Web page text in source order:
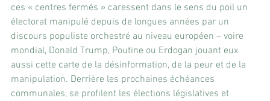
ces « centres fermés » caressent dans le sens du poil un
électorat manipulé depuis de longues années par un
discours populiste orchestré au niveau européen – voire
mondial, Donald Trump, Poutine ou Erdogan jouant eux
aussi cette carte de la désinformation, de la peur et de la
manipulation. Derrière les prochaines échéances
communales, se profilent les élections législatives et